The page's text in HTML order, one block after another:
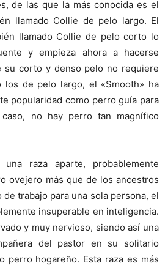
de las que la más conocida es el
llamado Collie de pelo largo. El
llamado Collie de pelo corto lo
y empieza ahora a hacerse
su corto y denso pelo no requiere
los de pelo largo, el «Smooth» ha
popularidad como perro guía para
no hay perro tan magnífico
raza aparte, probablemente
ovejero más que de los ancestros
trabajo para una sola persona, el
insuperable en inteligencia.
y muy nervioso, siendo así una
del pastor en su solitario
perro hogareño. Esta raza es más